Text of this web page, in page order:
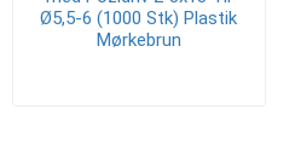
Ø5,5-6 (1000 Stk) Plastik
Mørkebrun